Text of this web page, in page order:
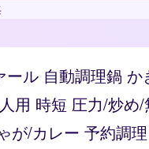
ール 自動調理鍋 か
用 時短 圧力/炒め
が/カレー 予約調理